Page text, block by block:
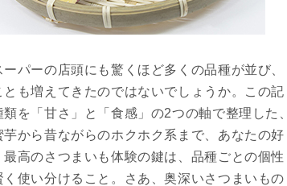
パーの店頭にも驚くほど多くの品種が並び、
も増えてきたのではないでしょうか。この記
を「甘さ」と「食感」の2つの軸で整理した、
から昔ながらのホクホク系まで、あなたの好
高のさつまいも体験の鍵は、品種ごとの個性
使い分けること。さあ、奥深いさつまいもの